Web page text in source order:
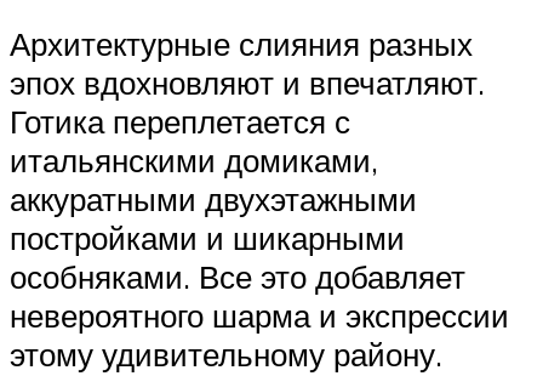
Архитектурные слияния разных
эпох вдохновляют и впечатляют.
Готика переплетается с
итальянскими домиками,
аккуратными двухэтажными
постройками и шикарными
особняками. Все это добавляет
невероятного шарма и экспрессии
этому удивительному району.